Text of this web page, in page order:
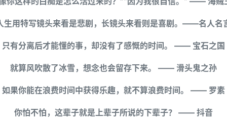
生用特写镜头来看是悲剧，长镜头来看则是喜剧。——名人名
只有分离后才能懂的事，却没有了感慨的时间。 —— 宝石之国
就算风吹散了冰雪，想念也会留存下来。 —— 滑头鬼之孙
如果你能在浪费时间中获得乐趣，就不算浪费时间。 —— 罗素
你怕不怕，这辈子就是上辈子所说的下辈子？ —— 抖音